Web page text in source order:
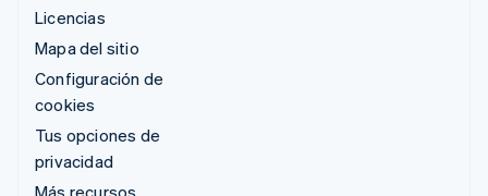
Licencias
Mapa del sitio
Configuración de
cookies
Tus opciones de
privacidad